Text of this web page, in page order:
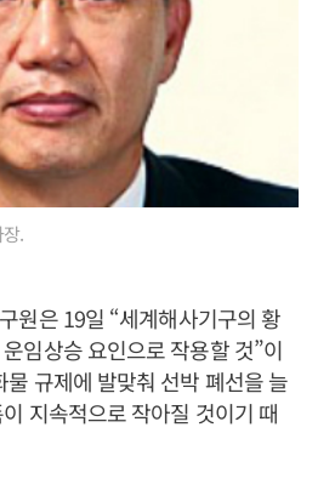
.
원은 19일 “세계해사기구의 황
임상승 요인으로 작용할 것”이
규제에 발맞춰 선박 폐선을 늘
지속적으로 작아질 것이기 때